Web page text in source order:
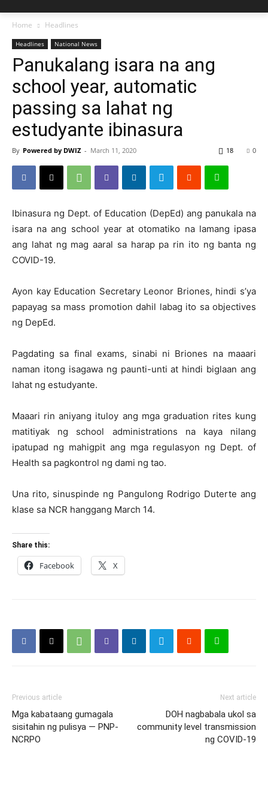
Home Headlines
Headlines National News
Panukalang isara na ang
school year, automatic
passing sa lahat ng
estudyante ibinasura
By Powered by DWIZ - March 11, 2020 0
18
Ibinasura ng Dept. of Education (DepEd) ang panukala na
isara na ang school year at otomatiko na lamang ipasa
ang lahat ng mag aaral sa harap pa rin ito ng banta ng
COVID-19.
Ayon kay Education Secretary Leonor Briones, hindi s’ya
papayag sa mass promotion dahil labag ito sa objectives
ng DepEd.
Pagdating sa final exams, sinabi ni Briones na maaari
naman itong isagawa ng paunti-unti at hindi biglaan ang
lahat ng estudyante.
Maaari rin aniyang ituloy ang mga graduation rites kung
matitiyak ng school administrations na kaya nilang
ipatupad ng mahigpit ang mga regulasyon ng Dept. of
Health sa pagkontrol ng dami ng tao.
Una rito, sinuspinde ng Pangulong Rodrigo Duterte ang
klase sa NCR hanggang March 14.
Share this:
Facebook X
Previous article
Mga kabataang gumagala
sisitahin ng pulisya — PNP-
NCRPO
Next article
DOH nagbabala ukol sa
community level transmission
ng COVID-19